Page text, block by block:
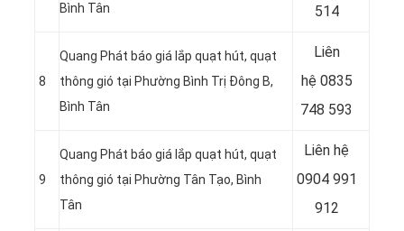
Bình Tân
514
8
Quang Phát báo giá lắp quạt hút, quạt
thông gió tại Phường Bình Trị Đông B,
Bình Tân
Liên
hệ 0835
748 593
9
Quang Phát báo giá lắp quạt hút, quạt
thông gió tại Phường Tân Tạo, Bình
Tân
Liên hệ
0904 991
912